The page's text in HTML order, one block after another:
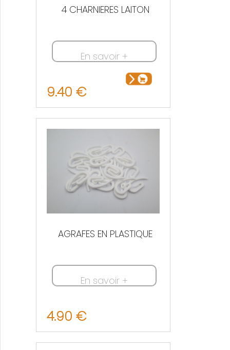
4 CHARNIERES LAITON
En savoir +
9.40 €
AGRAFES EN PLASTIQUE
En savoir +
4.90 €
Nous contacter